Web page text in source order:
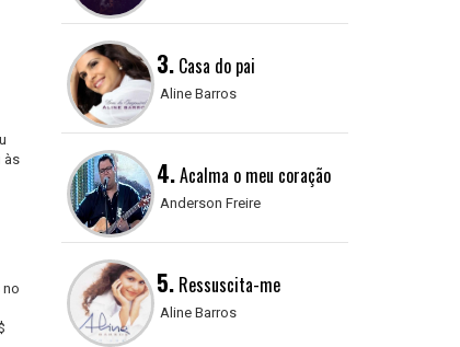
às
no
3.Casa do pai
Aline Barros
4.Acalma o meu coração
Anderson Freire
5.Ressuscita-me
Aline Barros